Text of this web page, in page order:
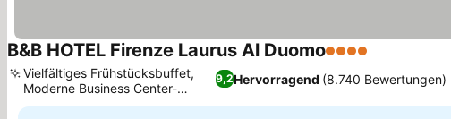
B&B HOTEL Firenze Laurus Al Duomo4 Sterne
9,2Hervorragend (8.740 Bewertungen)
Vielfältiges Frühstücksbuffet,
Moderne Business Center-
Einrichtungen